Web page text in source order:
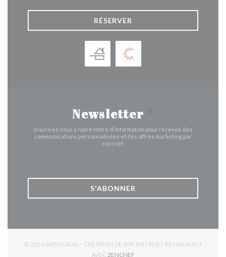
RÉSERVER
Newsletter
Inscrivez-vous à notre lettre d'information pour recevoir des
communications personnalisées et des offres marketing par
courriel.
S'ABONNER
© 2026 BATUCADA — CRÉATION DE SITE INTERNET RESTAURANT
AVEC ZENCHEF